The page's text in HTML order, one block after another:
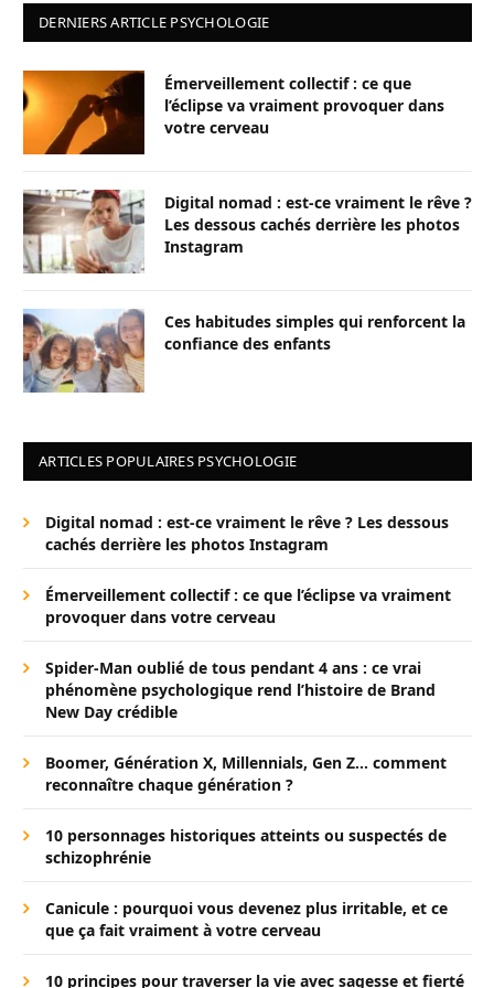
DERNIERS ARTICLE PSYCHOLOGIE
Émerveillement collectif : ce que
l’éclipse va vraiment provoquer dans
votre cerveau
Digital nomad : est-ce vraiment le rêve ?
Les dessous cachés derrière les photos
Instagram
Ces habitudes simples qui renforcent la
confiance des enfants
ARTICLES POPULAIRES PSYCHOLOGIE
Digital nomad : est-ce vraiment le rêve ? Les dessous
cachés derrière les photos Instagram
Émerveillement collectif : ce que l’éclipse va vraiment
provoquer dans votre cerveau
Spider-Man oublié de tous pendant 4 ans : ce vrai
phénomène psychologique rend l’histoire de Brand
New Day crédible
Boomer, Génération X, Millennials, Gen Z… comment
reconnaître chaque génération ?
10 personnages historiques atteints ou suspectés de
schizophrénie
Canicule : pourquoi vous devenez plus irritable, et ce
que ça fait vraiment à votre cerveau
10 principes pour traverser la vie avec sagesse et fierté